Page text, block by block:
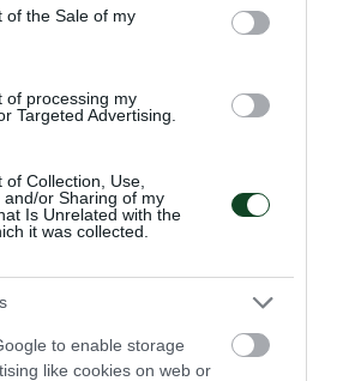
of the Sale of my
of processing my
Targeted Advertising.
Collection, Use,
and/or Sharing of my
Is Unrelated with the
it was collected.
to enable storage
like cookies on web or